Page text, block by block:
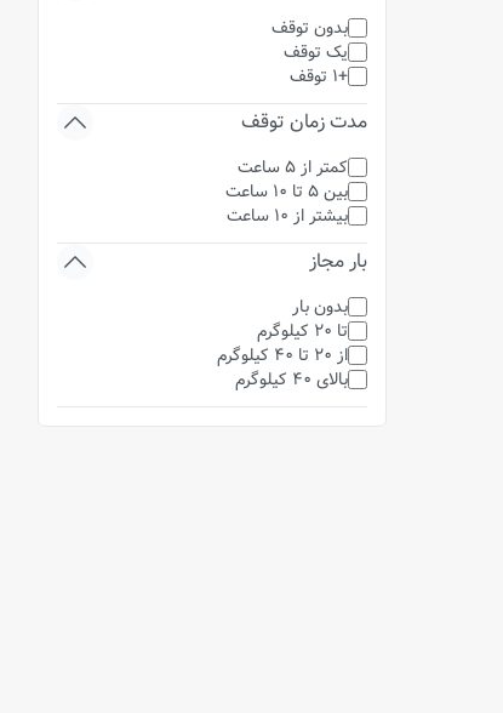
بدون توقف
یک توقف
+1 توقف
مدت زمان توقف
کمتر از 5 ساعت
بین 5 تا 10 ساعت
بیشتر از 10 ساعت
بار مجاز
بدون بار
تا 20 کیلوگرم
از 20 تا 40 کیلوگرم
بالای 40 کیلوگرم